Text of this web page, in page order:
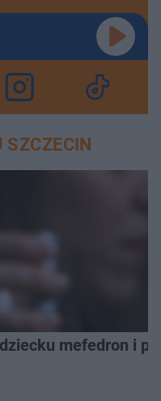
mefedron i